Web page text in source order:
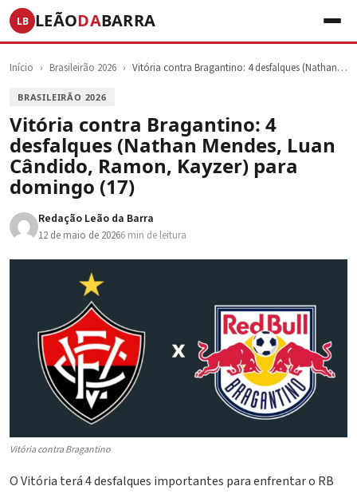
LB LEÃODABARRA
Início › Brasileirão 2026 › Vitória contra Bragantino: 4 desfalques (Nathan…
BRASILEIRÃO 2026
Vitória contra Bragantino: 4
desfalques (Nathan Mendes, Luan
Cândido, Ramon, Kayzer) para
domingo (17)
Redação Leão da Barra
12 de maio de 20266 min de leitura
Vitória contra Bragantino
O Vitória terá 4 desfalques importantes para enfrentar o RB